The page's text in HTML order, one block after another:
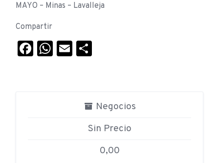
MAYO – Minas – Lavalleja
Compartir
Facebook
WhatsApp
Email
Negocios
Sin Precio
0,00